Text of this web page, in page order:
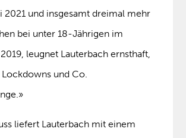
2021 und insgesamt dreimal mehr
bei unter 18-Jährigen im
leugnet Lauterbach ernsthaft,
Lockdowns und Co.
liefert Lauterbach mit einem